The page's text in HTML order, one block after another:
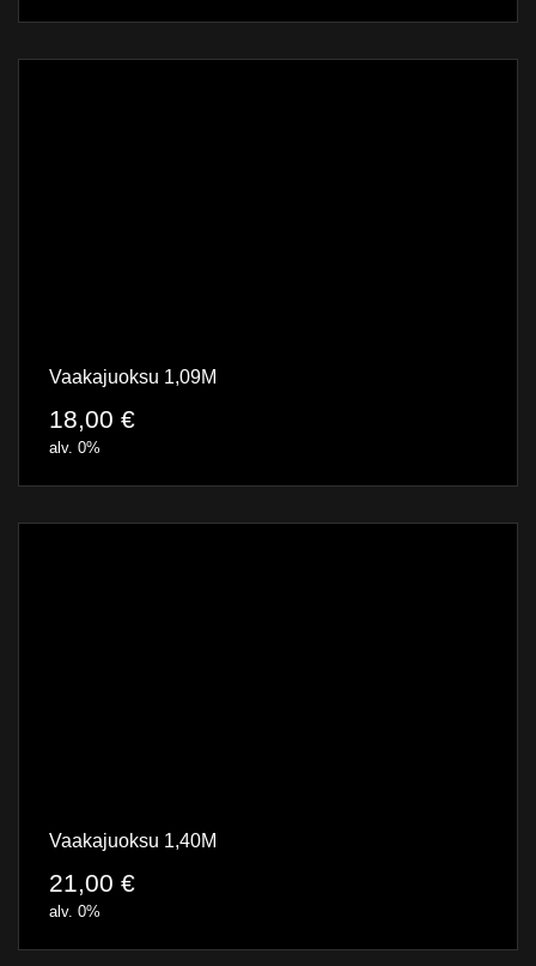
Vaakajuoksu 1,09M
18,00 €
alv. 0%
Vaakajuoksu 1,40M
21,00 €
alv. 0%